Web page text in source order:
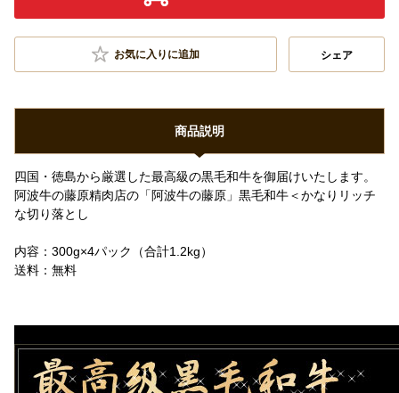
お気に入りに追加 シェア
商品説明
四国・徳島から厳選した最高級の黒毛和牛を御届けいたします。
阿波牛の藤原精肉店の「阿波牛の藤原」黒毛和牛＜かなりリッチ
な切り落とし
内容：300g×4パック（合計1.2kg）
送料：無料